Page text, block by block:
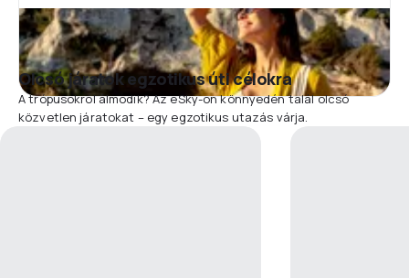
Olcsó járatok egzotikus úti célokra
A trópusokról álmodik? Az eSky-on könnyedén talál olcsó
közvetlen járatokat – egy egzotikus utazás várja.